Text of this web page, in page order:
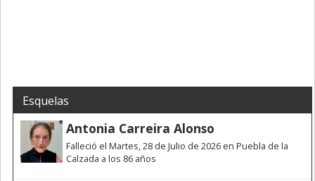
Esquelas
Antonia Carreira Alonso
Falleció el Martes, 28 de Julio de 2026 en Puebla de la
Calzada a los 86 años